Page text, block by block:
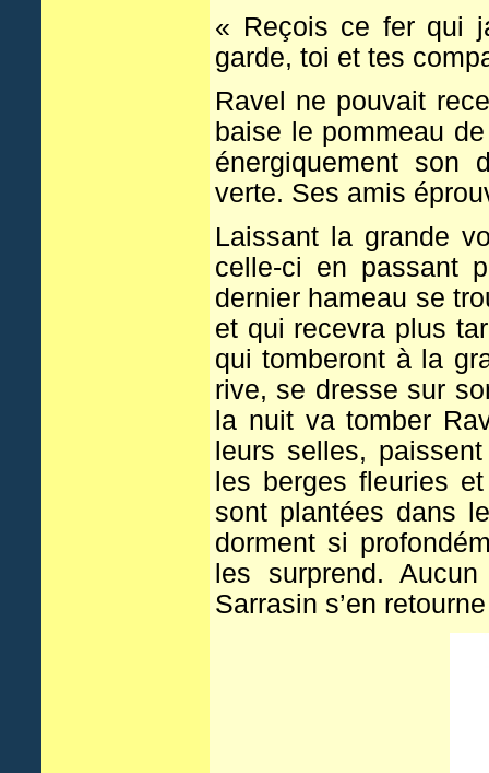
« Reçois ce fer qui
garde, toi et tes
Ravel ne pouvait
baise le pommeau
énergiquement son
verte. Ses amis
Laissant la grande
celle-ci en passant
dernier hameau se
et qui recevra plus
qui tomberont à la
rive, se dresse sur
la nuit va tomber
leurs selles,
les berges fleuries
sont plantées dans
dorment si
les surprend.
Sarrasin s’en